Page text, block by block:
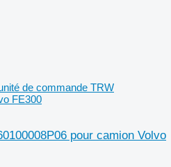
de commande TRW
FE300
pour camion Volvo